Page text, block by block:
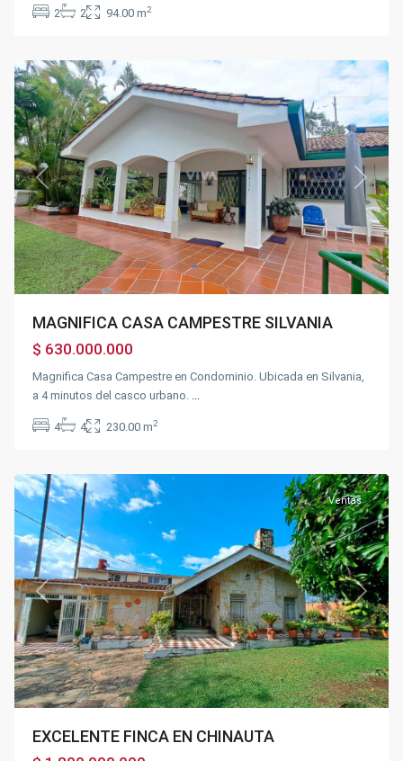
2 2 94.00 m2
Previous Next
Ventas
MAGNIFICA CASA CAMPESTRE SILVANIA
$ 630.000.000
Magnifica Casa Campestre en Condominio. Ubicada en Silvania,
a 4 minutos del casco urbano.
4 4 230.00 m2
Previous Next
Ventas
EXCELENTE FINCA EN CHINAUTA